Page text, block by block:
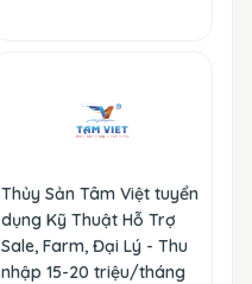
Thủy Sản Tâm Việt tuyển
dụng Kỹ Thuật Hỗ Trợ
Sale, Farm, Đại Lý - Thu
nhập 15-20 triệu/tháng